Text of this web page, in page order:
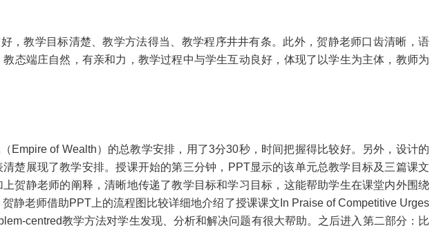
，教学目标清楚、教学方法得当、教学程序井井有条。此外，贺静老师口齿清晰，语
态端庄自然，有亲和力，教学过程中与学生互动良好，体现了以学生为主体，教师为
Empire of Wealth）的总教学安排，用了3分30秒，时间把握得比较好。另外，设计的
楚展现了教学安排。授课开始的第三分钟， PPT显示的该单元总教学目标及三篇课文
贺静老师的阐释，清晰地传递了教学目标和学习目标，这能帮助学生在课堂内外围绕
静老师借助PPT上的流程图比较详细地介绍了授课课文 In Praise of Competitive Urges
centred教学方法对学生发现、分析和解决问题有很大帮助。之后进入第二部分：比